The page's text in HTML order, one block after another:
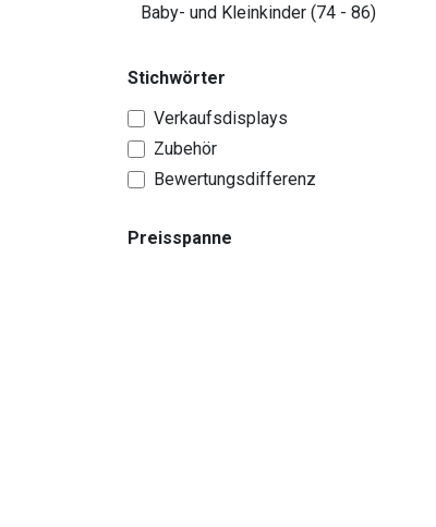
Baby- und Kleinkinder (74 - 86)
Stichwörter
Verkaufsdisplays
Zubehör
Bewertungsdifferenz
Preisspanne